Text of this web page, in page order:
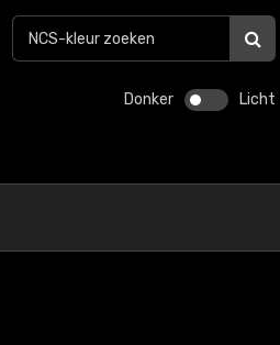
Donker Licht